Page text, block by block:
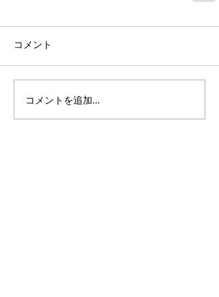
コメント
コメントを追加…